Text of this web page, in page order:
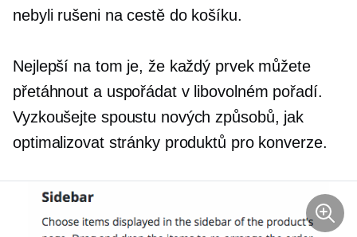
nebyli rušeni na cestě do košíku.
Nejlepší na tom je, že každý prvek můžete
přetáhnout a uspořádat v libovolném pořadí.
Vyzkoušejte spoustu nových způsobů, jak
optimalizovat stránky produktů pro konverze.